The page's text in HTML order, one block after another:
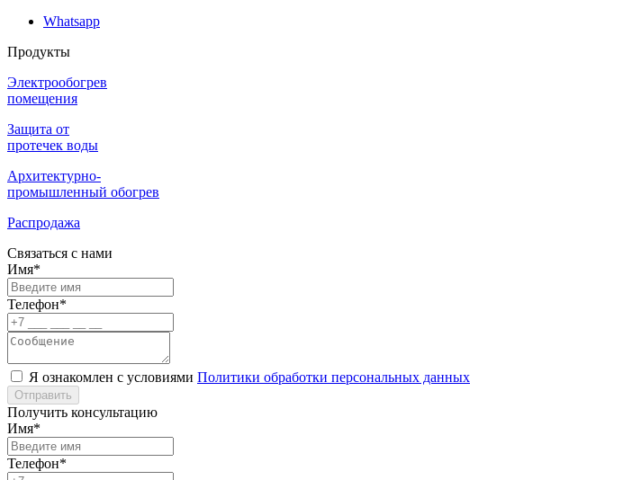
Whatsapp
Продукты
Электрообогрев
помещения
Защита от
протечек воды
Архитектурно-
промышленный обогрев
Распродажа
Связаться с нами
Имя*
Телефон*
Я ознакомлен с условиями Политики обработки персональных данных
Отправить
Получить консультацию
Имя*
Телефон*